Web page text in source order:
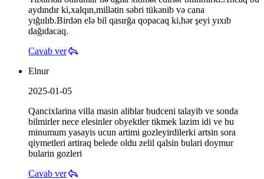
aydındır ki,xalqın,millətin səbri tükənib və cana
yığıılıb.Birdən elə bil qasırğa qopacaq ki,hər şeyi yıxıb
dağıdacaq.
Cavab ver
Elnur
2025-01-05
Qancixlarina villa masin aliblar budceni talayib ve sonda
bilmirler nece elesinler obyektler tikmek lazim idi ve bu
minumum yasayis ucun artimi gozleyirdilerki artsin sora
qiymetleri artiraq belede oldu zelil qalsin bulari doymur
bularin gozleri
Cavab ver